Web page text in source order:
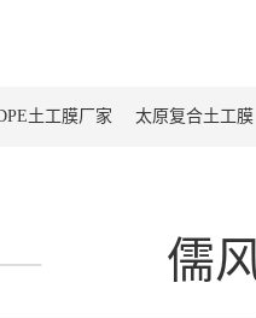
土工膜厂家 太原复合土工膜
儒